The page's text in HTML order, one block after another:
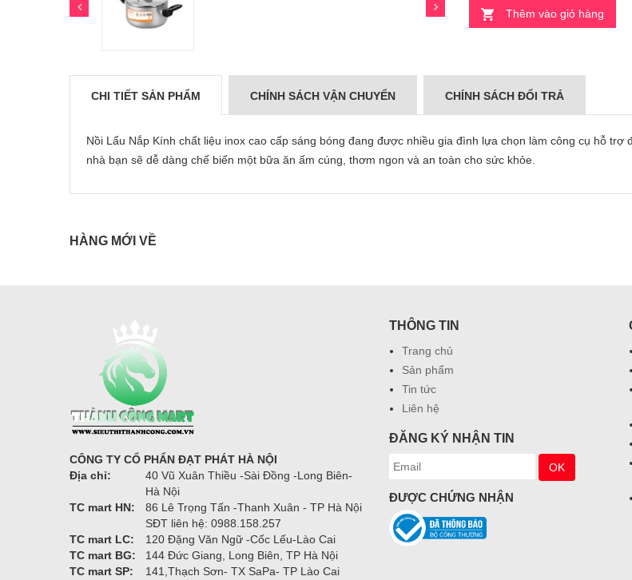
Thêm vào giỏ hàng
CHI TIẾT SẢN PHẨM CHÍNH SÁCH VẬN CHUYỂN CHÍNH SÁCH ĐỔI TRẢ
Nồi Lẩu Nắp Kính chất liệu inox cao cấp sáng bóng đang được nhiều gia đình lựa chọn làm công cụ hỗ
nhà bạn sẽ dễ dàng chế biến một bữa ăn ấm cúng, thơm ngon và an toàn cho sức khỏe.
HÀNG MỚI VỀ
CÔNG TY CỔ PHẨN ĐẠT PHÁT HÀ NỘI
Địa chỉ:
40 Vũ Xuân Thiều -Sài Đồng -Long Biên-
Hà Nội
TC mart HN:
86 Lê Trọng Tấn -Thanh Xuân - TP Hà Nội
SĐT liên hệ: 0988.158.257
TC mart LC:
120 Đặng Văn Ngữ -Cốc Lếu-Lào Cai
TC mart BG:
144 Đức Giang, Long Biên, TP Hà Nội
TC mart SP:
141,Thạch Sơn- TX SaPa- TP Lào Cai
THÔNG TIN
Trang chủ
Sản phẩm
Tin tức
Liên hệ
ĐĂNG KÝ NHẬN TIN
ĐƯỢC CHỨNG NHẬN